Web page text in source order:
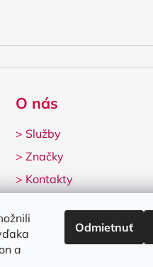
a
Odmietnuť
O nás
> Služby
> Značky
> Kontakty